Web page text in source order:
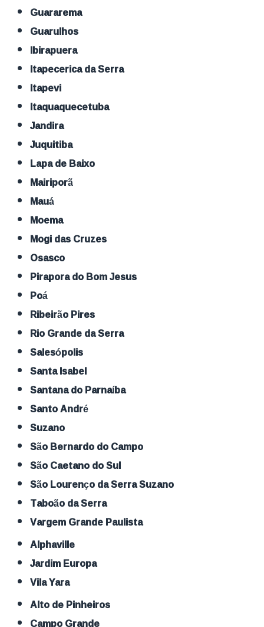
Guararema
Guarulhos
Ibirapuera
Itapecerica da Serra
Itapevi
Itaquaquecetuba
Jandira
Juquitiba
Lapa de Baixo
Mairiporã
Mauá
Moema
Mogi das Cruzes
Osasco
Pirapora do Bom Jesus
Poá
Ribeirão Pires
Rio Grande da Serra
Salesópolis
Santa Isabel
Santana do Parnaíba
Santo André
Suzano
São Bernardo do Campo
São Caetano do Sul
São Lourenço da Serra Suzano
Taboão da Serra
Vargem Grande Paulista
Alphaville
Jardim Europa
Vila Yara
Alto de Pinheiros